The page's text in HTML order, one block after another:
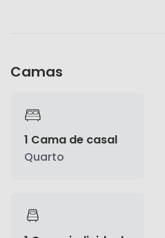
Camas
1 Cama de casal
Quarto